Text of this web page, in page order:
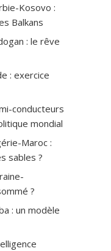
Kosovo :
Balkans
: le rêve
: exercice
conducteurs
mondial
Maroc :
sables ?
?
: un modèle